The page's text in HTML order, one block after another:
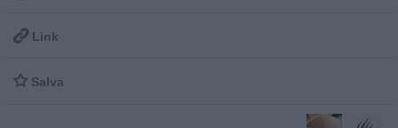
 Link
 Salva